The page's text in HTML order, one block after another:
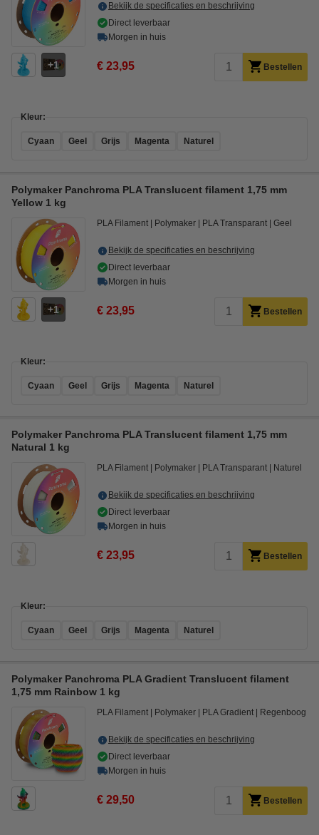
1
Bekijk de specificaties en beschrijving
Direct leverbaar
Morgen in huis
€ 23,95 Bestellen
Kleur:
Cyaan Geel Grijs Magenta Naturel
Polymaker Panchroma PLA Translucent filament 1,75 mm
Yellow 1 kg
1
PLA Filament Polymaker PLA Transparant Geel
Bekijk de specificaties en beschrijving
Direct leverbaar
Morgen in huis
€ 23,95 Bestellen
Kleur:
Cyaan Geel Grijs Magenta Naturel
Polymaker Panchroma PLA Translucent filament 1,75 mm
Natural 1 kg
PLA Filament Polymaker PLA Transparant Naturel
Bekijk de specificaties en beschrijving
Direct leverbaar
Morgen in huis
€ 23,95 Bestellen
Kleur:
Cyaan Geel Grijs Magenta Naturel
Polymaker Panchroma PLA Gradient Translucent filament
1,75 mm Rainbow 1 kg
PLA Filament Polymaker PLA Gradient Regenboog
Bekijk de specificaties en beschrijving
Direct leverbaar
Morgen in huis
€ 29,50 Bestellen